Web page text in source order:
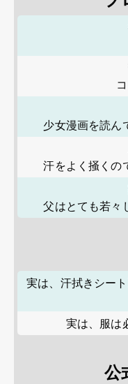
少女漫画を読ん
汗をよく掻くの
父はとても若々
実は、汗拭きシー
実は、服は
公